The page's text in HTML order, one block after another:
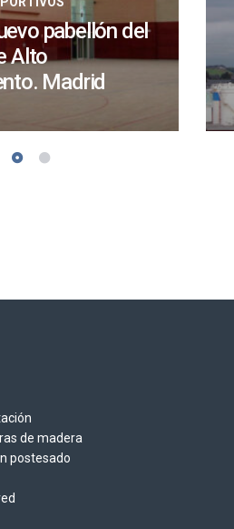
pabellón del
Alto
Madrid
de madera
postesado